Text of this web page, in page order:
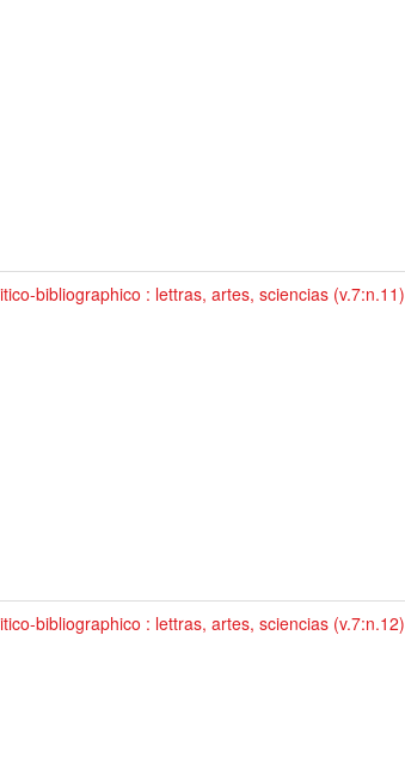
bibliographico : lettras, artes, sciencias (v.7:n.11)
bibliographico : lettras, artes, sciencias (v.7:n.12)